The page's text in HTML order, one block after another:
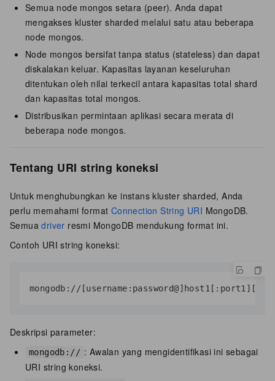
Semua node mongos setara (peer). Anda dapat
mengakses kluster sharded melalui satu atau beberapa
node mongos.
Node mongos bersifat tanpa status (stateless) dan dapat
diskalakan keluar. Kapasitas layanan keseluruhan
ditentukan oleh nilai terkecil antara kapasitas total shard
dan kapasitas total mongos.
Distribusikan permintaan aplikasi secara merata di
beberapa node mongos.
Tentang URI string koneksi
Untuk menghubungkan ke instans kluster sharded, Anda
perlu memahami format Connection String URI MongoDB.
Semuadriver resmi MongoDB mendukung format ini.
Contoh URI string koneksi:
mongodb://
Deskripsi parameter:
mongodb:// : Awalan yang mengidentifikasi ini sebagai
URI string koneksi.